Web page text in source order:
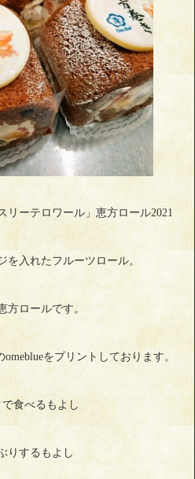
ーテロワール」恵方ロール2021
を入れたフルーツロール。
方ロールです。
をプリントしております。
食べるもよし
りするもよし